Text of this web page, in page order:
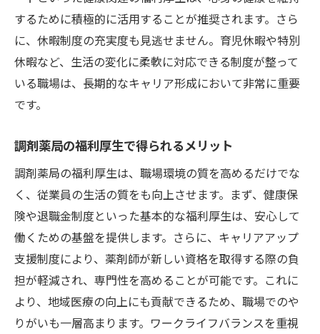
するために積極的に活用することが推奨されます。さら
に、休暇制度の充実度も見逃せません。育児休暇や特別
休暇など、生活の変化に柔軟に対応できる制度が整って
いる職場は、長期的なキャリア形成において非常に重要
です。
調剤薬局の福利厚生で得られるメリット
調剤薬局の福利厚生は、職場環境の質を高めるだけでな
く、従業員の生活の質をも向上させます。まず、健康保
険や退職金制度といった基本的な福利厚生は、安心して
働くための基盤を提供します。さらに、キャリアアップ
支援制度により、薬剤師が新しい資格を取得する際の負
担が軽減され、専門性を高めることが可能です。これに
より、地域医療の向上にも貢献できるため、職場でのや
りがいも一層高まります。ワークライフバランスを重視